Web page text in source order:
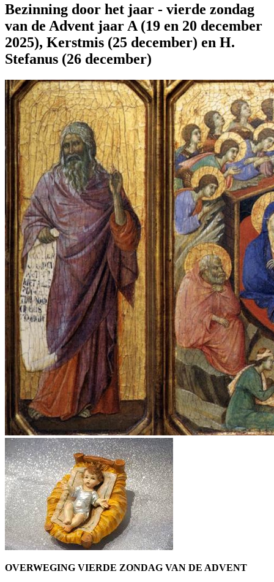
Bezinning door het jaar - vierde zondag
van de Advent jaar A (19 en 20 december
2025), Kerstmis (25 december) en H.
Stefanus (26 december)
OVERWEGING VIERDE ZONDAG VAN DE ADVENT